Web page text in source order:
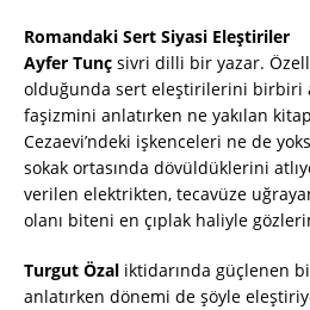
Romandaki Sert Siyasi Eleştiriler
Ayfer Tunç sivri dilli bir yazar.
olduğunda sert eleştirilerini birbiri
faşizmini anlatırken ne yakılan
Cezaevi’ndeki işkenceleri ne de
sokak ortasında dövüldüklerini
verilen elektrikten, tecavüze
olanı biteni en çıplak haliyle
Turgut Özal iktidarında güçlenen
anlatırken dönemi de şöyle